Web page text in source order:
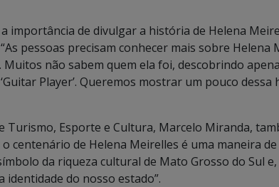
importância de divulgar a história de Helena
pessoas precisam conhecer mais sobre Helena
Muitos não sabem quem ela foi, descobrindo
Player’. Queremos mostrar um pouco
Turismo, Esporte e Cultura, Marcelo Miranda,
o centenário de Helena Meirelles é uma maneira
da riqueza cultural de Mato Grosso do Sul
identidade do nosso estado”.